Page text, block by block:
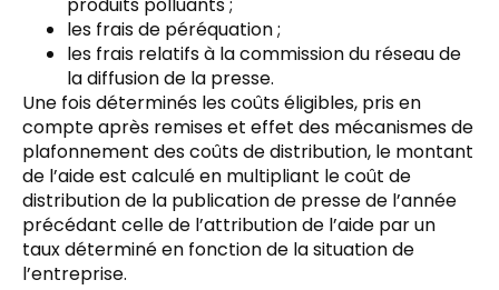
les frais de péréquation ;
les frais relatifs à la commission du réseau de
la diffusion de la presse.
Une fois déterminés les coûts éligibles, pris en
compte après remises et effet des mécanismes de
plafonnement des coûts de distribution, le montant
de l’aide est calculé en multipliant le coût de
distribution de la publication de presse de l’année
précédant celle de l’attribution de l’aide par un
taux déterminé en fonction de la situation de
l’entreprise.